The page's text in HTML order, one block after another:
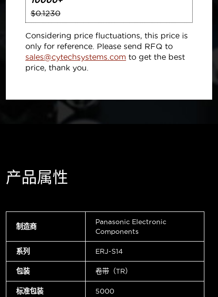
$0.1230
Considering price fluctuations, this price is
only for reference. Please send RFQ to
sales@cytechsystems.com to get the best
price, thank you.
产品属性
制造商
Panasonic Electronic
Components
系列 ERJ-S14
包装 卷带（TR）
标准包装 5000